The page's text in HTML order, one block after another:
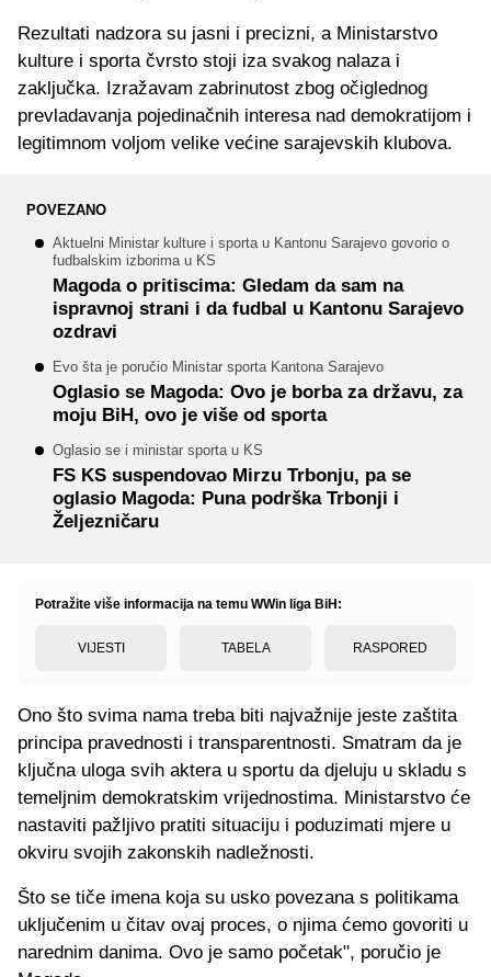
Rezultati nadzora su jasni i precizni, a Ministarstvo
kulture i sporta čvrsto stoji iza svakog nalaza i
zaključka. Izražavam zabrinutost zbog očiglednog
prevladavanja pojedinačnih interesa nad demokratijom i
legitimnom voljom velike većine sarajevskih klubova.
POVEZANO
Aktuelni Ministar kulture i sporta u Kantonu Sarajevo govorio o
fudbalskim izborima u KS
Magoda o pritiscima: Gledam da sam na
ispravnoj strani i da fudbal u Kantonu Sarajevo
ozdravi
Evo šta je poručio Ministar sporta Kantona Sarajevo
Oglasio se Magoda: Ovo je borba za državu, za
moju BiH, ovo je više od sporta
Oglasio se i ministar sporta u KS
FS KS suspendovao Mirzu Trbonju, pa se
oglasio Magoda: Puna podrška Trbonji i
Željezničaru
Potražite više informacija na temu WWin liga BiH:
VIJESTI TABELA RASPORED
Ono što svima nama treba biti najvažnije jeste zaštita
principa pravednosti i transparentnosti. Smatram da je
ključna uloga svih aktera u sportu da djeluju u skladu s
temeljnim demokratskim vrijednostima. Ministarstvo će
nastaviti pažljivo pratiti situaciju i poduzimati mjere u
okviru svojih zakonskih nadležnosti.
Što se tiče imena koja su usko povezana s politikama
uključenim u čitav ovaj proces, o njima ćemo govoriti u
narednim danima. Ovo je samo početak", poručio je